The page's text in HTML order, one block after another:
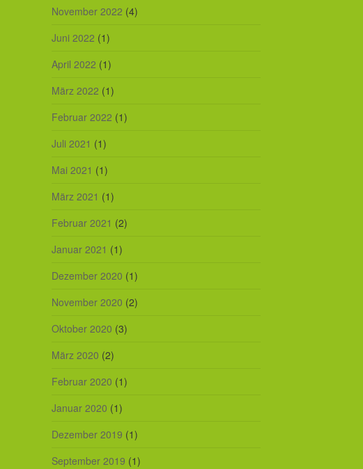
November 2022 (4)
Juni 2022 (1)
April 2022 (1)
März 2022 (1)
Februar 2022 (1)
Juli 2021 (1)
Mai 2021 (1)
März 2021 (1)
Februar 2021 (2)
Januar 2021 (1)
Dezember 2020 (1)
November 2020 (2)
Oktober 2020 (3)
März 2020 (2)
Februar 2020 (1)
Januar 2020 (1)
Dezember 2019 (1)
September 2019 (1)